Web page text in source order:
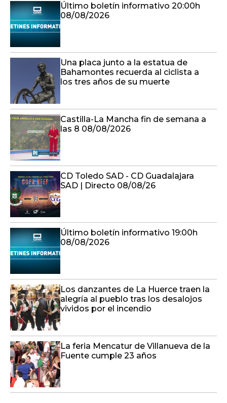
Último boletín informativo 20:00h
08/08/2026
Una placa junto a la estatua de
Bahamontes recuerda al ciclista a
los tres años de su muerte
Castilla-La Mancha fin de semana a
las 8 08/08/2026
CD Toledo SAD - CD Guadalajara
SAD | Directo 08/08/26
Último boletín informativo 19:00h
08/08/2026
Los danzantes de La Huerce traen la
alegría al pueblo tras los desalojos
vividos por el incendio
La feria Mencatur de Villanueva de la
Fuente cumple 23 años